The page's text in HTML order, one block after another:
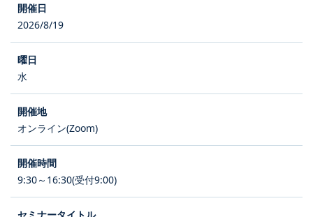
2026/8/19
水
オンライン(Zoom)
9:30～16:30(受付9:00)